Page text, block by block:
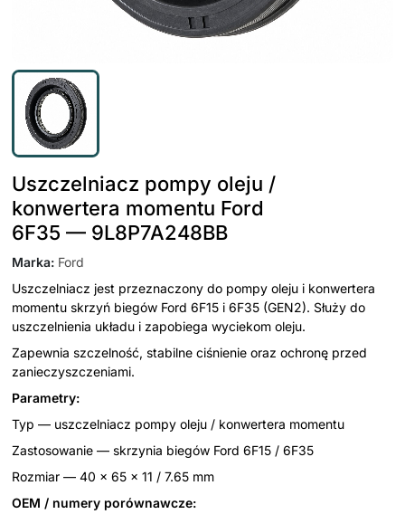
Uszczelniacz pompy oleju /
konwertera momentu Ford
6F35 — 9L8P7A248BB
Marka: Ford
Uszczelniacz jest przeznaczony do pompy oleju i konwertera
momentu skrzyń biegów Ford 6F15 i 6F35 (GEN2). Służy do
uszczelnienia układu i zapobiega wyciekom oleju.
Zapewnia szczelność, stabilne ciśnienie oraz ochronę przed
zanieczyszczeniami.
Parametry:
Typ — uszczelniacz pompy oleju / konwertera momentu
Zastosowanie — skrzynia biegów Ford 6F15 / 6F35
Rozmiar — 40 × 65 × 11 / 7.65 mm
OEM / numery porównawcze: